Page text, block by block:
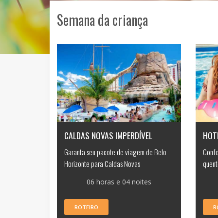
Semana da criança
CALDAS NOVAS IMPERDÍVEL
Garanta seu pacote de viagem de Belo
Horizonte para Caldas Novas
06 horas e 04 noites
ROTEIRO